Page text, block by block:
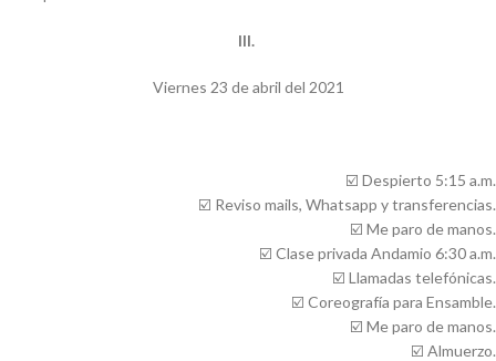
III.
Viernes 23 de abril del 2021
☑️ Despierto 5:15 a.m.
☑️ Reviso mails, Whatsapp y transferencias.
☑️ Me paro de manos.
☑️ Clase privada Andamio 6:30 a.m.
☑️ Llamadas telefónicas.
☑️ Coreografía para Ensamble.
☑️ Me paro de manos.
☑️ Almuerzo.